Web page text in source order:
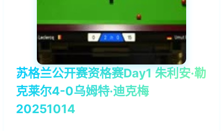
苏格兰公开赛资格赛Day1 朱利安·勒
克莱尔4-0乌姆特·迪克梅
20251014